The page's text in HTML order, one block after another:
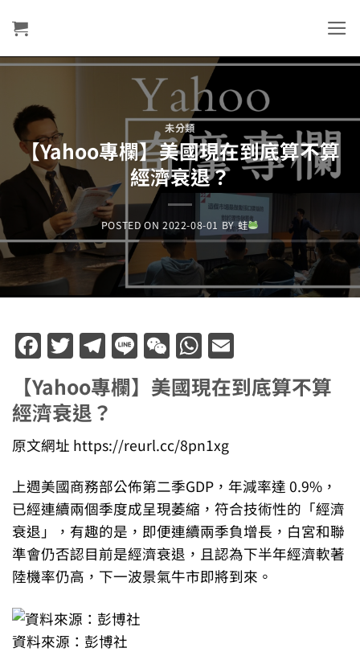
content
未分類
【Yahoo專欄】美國現在到底算不算
經濟衰退？
POSTED ON 2022-08-01 BY蛙
Facebook
Twitter
Telegram
LineWeChatWhatsApp
【Yahoo專欄】美國現在到底算不算
經濟衰退？
原文網址 https://reurl.cc/8pn1xg
上週美國商務部公佈第二季GDP，年減率達 0.9%，
已經連續兩個季度成呈現萎縮，符合技術性的「經濟
衰退」，有趣的是，即便連續兩季負增長，白宮和聯
準會仍否認目前是經濟衰退，且認為下半年經濟軟著
陸機率仍高，下一波景氣牛市即將到來。
資料來源：彭博社